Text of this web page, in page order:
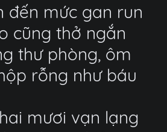
đến mức gan run
cũng thở ngắn
thư phòng, ôm
rỗng như báu
mươi vạn lạng